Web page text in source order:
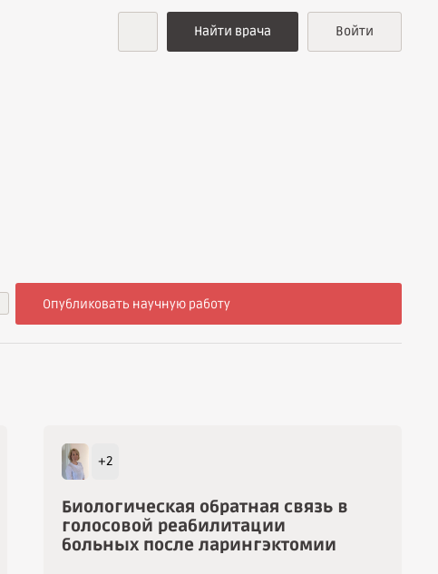
Найти врача Войти
Опубликовать научную работу
+2
Биологическая обратная связь в
голосовой реабилитации
больных после ларингэктомии